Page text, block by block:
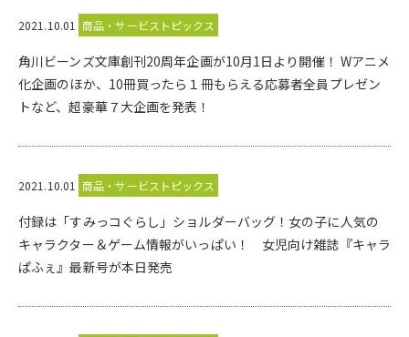
2021.10.01 商品・サービストピックス
角川ビーンズ文庫創刊20周年企画が10月1日より開催！ Wアニメ
化企画のほか、10冊買ったら１冊もらえる応募者全員プレゼン
トなど、超豪華７大企画を発表！
2021.10.01 商品・サービストピックス
付録は「すみっコぐらし」ショルダーバッグ！女の子に人気の
キャラクター＆ゲーム情報がいっぱい！ 女児向け雑誌『キャラ
ぱふぇ』最新号が本日発売